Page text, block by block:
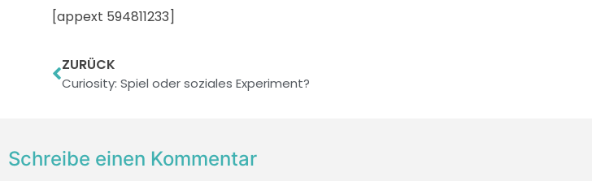
[appext 594811233]
ZURÜCK
Curiosity: Spiel oder soziales Experiment?
Schreibe einen Kommentar